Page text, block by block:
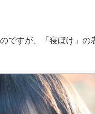
ですが、「寝ぼけ」